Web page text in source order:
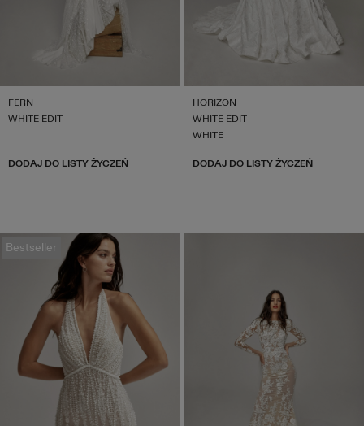
FERN
WHITE EDIT
DODAJ DO LISTY ŻYCZEŃ
HORIZON
WHITE EDIT
WHITE
DODAJ DO LISTY ŻYCZEŃ
Bestseller